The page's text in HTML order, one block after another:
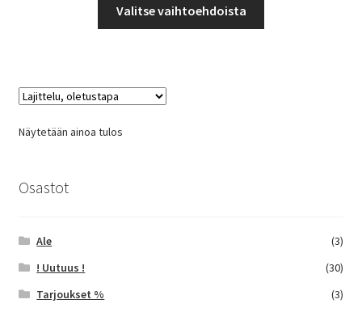
-
6,98 €
Valitse vaihtoehdoista
Näytetään ainoa tulos
Osastot
Ale
(3)
! Uutuus !
(30)
Tarjoukset %
(3)